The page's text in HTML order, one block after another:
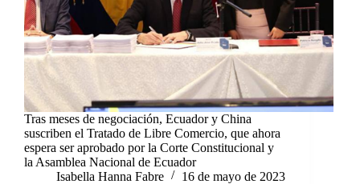
Tras meses de negociación, Ecuador y China
suscriben el Tratado de Libre Comercio, que ahora
espera ser aprobado por la Corte Constitucional y
la Asamblea Nacional de Ecuador
Isabella Hanna Fabre
16 de mayo de 2023